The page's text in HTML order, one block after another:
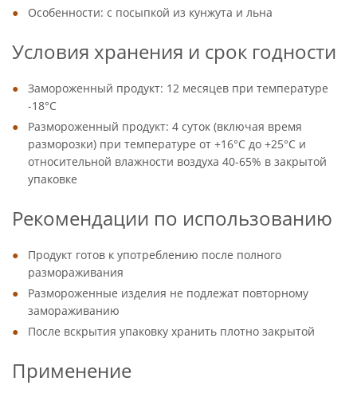
Особенности: с посыпкой из кунжута и льна
Условия хранения и срок годности
Замороженный продукт: 12 месяцев при температуре
-18°C
Размороженный продукт: 4 суток (включая время
разморозки) при температуре от +16°C до +25°C и
относительной влажности воздуха 40-65% в закрытой
упаковке
Рекомендации по использованию
Продукт готов к употреблению после полного
размораживания
Размороженные изделия не подлежат повторному
замораживанию
После вскрытия упаковку хранить плотно закрытой
Применение